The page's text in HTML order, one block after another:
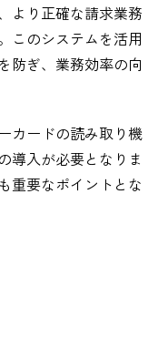
より正確な請求業務
このシステムを活用
防ぎ、業務効率の向
カードの読み取り機
導入が必要となりま
重要なポイントとな